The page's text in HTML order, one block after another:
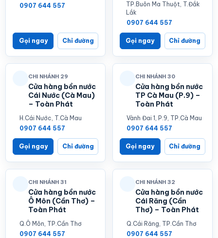
0907 644 557
Gọi ngay Chỉ đường
TP.Buôn Ma Thuột, T.Đắk
Lắk
0907 644 557
Gọi ngay Chỉ đường
CHI NHÁNH 29
Cửa hàng bồn nước
Cái Nước (Cà Mau)
– Toàn Phát
H.Cái Nước, T.Cà Mau
0907 644 557
Gọi ngay Chỉ đường
CHI NHÁNH 30
Cửa hàng bồn nước
TP Cà Mau (P.9) –
Toàn Phát
Vành Đai 1, P.9, TP.Cà Mau
0907 644 557
Gọi ngay Chỉ đường
CHI NHÁNH 31
Cửa hàng bồn nước
Ô Môn (Cần Thơ) –
Toàn Phát
Q.Ô Môn, TP.Cần Thơ
0907 644 557
CHI NHÁNH 32
Cửa hàng bồn nước
Cái Răng (Cần
Thơ) – Toàn Phát
Q.Cái Răng, TP.Cần Thơ
0907 644 557